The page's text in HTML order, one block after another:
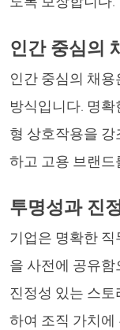
인간 중심의
인간 중심의 채
방식입니다. 명
형 상호작용을
하고 고용 브랜
투명성과 진
기업은 명확한 직
을 사전에 공유
진정성 있는 스
하여 조직 가치에